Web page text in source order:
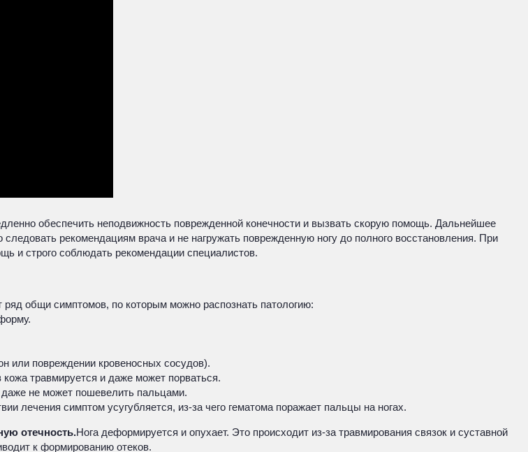
обеспечить неподвижность поврежденной конечности и вызвать скорую помощь. Дальнейшее
рекомендациям врача и не нагружать поврежденную ногу до полного восстановления. При
и строго соблюдать рекомендации специалистов.
общи симптомов, по которым можно распознать патологию:
или повреждении кровеносных сосудов).
травмируется и даже может порваться.
не может пошевелить пальцами.
лечения симптом усугубляется, из-за чего гематома поражает пальцы на ногах.
отечность.Нога деформируется и опухает. Это происходит из-за травмирования связок и суставной
к формированию отеков.